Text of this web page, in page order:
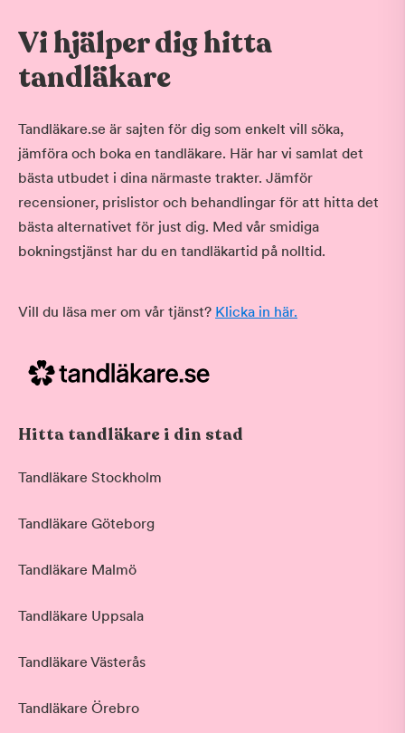
Vi hjälper dig hitta
tandläkare
Tandläkare.se är sajten för dig som enkelt vill söka,
jämföra och boka en tandläkare. Här har vi samlat det
bästa utbudet i dina närmaste trakter. Jämför
recensioner, prislistor och behandlingar för att hitta det
bästa alternativet för just dig. Med vår smidiga
bokningstjänst har du en tandläkartid på nolltid.
Vill du läsa mer om vår tjänst? Klicka in här.
Hitta tandläkare i din stad
Tandläkare Stockholm
Tandläkare Göteborg
Tandläkare Malmö
Tandläkare Uppsala
Tandläkare Västerås
Tandläkare Örebro